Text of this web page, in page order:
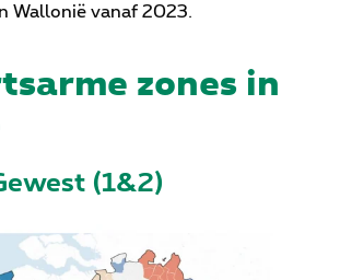
Wallonië vanaf 2023.
zones in
(1&2)